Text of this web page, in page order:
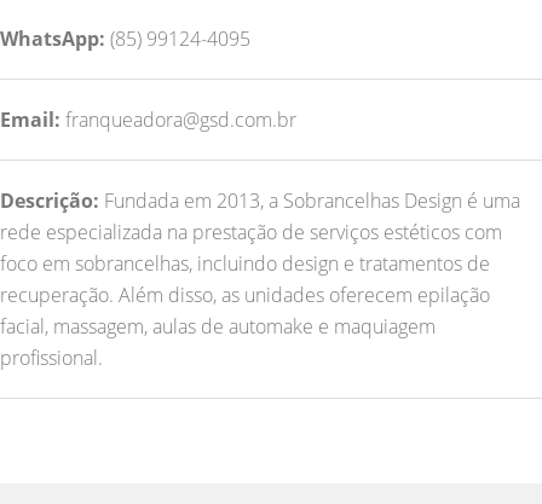
WhatsApp: (85) 99124-4095
Email: franqueadora@gsd.com.br
Descrição: Fundada em 2013, a Sobrancelhas Design é uma
rede especializada na prestação de serviços estéticos com
foco em sobrancelhas, incluindo design e tratamentos de
recuperação. Além disso, as unidades oferecem epilação
facial, massagem, aulas de automake e maquiagem
profissional.